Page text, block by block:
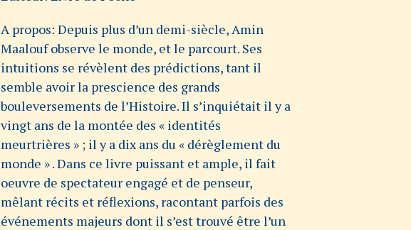
A propos: Depuis plus d’un demi-siècle, Amin
Maalouf observe le monde, et le parcourt. Ses
intuitions se révèlent des prédictions, tant il
semble avoir la prescience des grands
bouleversements de l’Histoire. Il s’inquiétait il y a
vingt ans de la montée des « identités
meurtrières » ; il y a dix ans du « dérèglement du
monde » . Dans ce livre puissant et ample, il fait
oeuvre de spectateur engagé et de penseur,
mêlant récits et réflexions, racontant parfois des
événements majeurs dont il s’est trouvé être l’un